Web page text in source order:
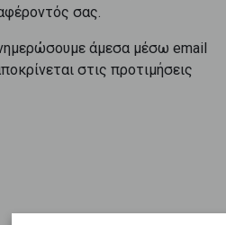
σας.
άμεσα μέσω email
στις προτιμήσεις